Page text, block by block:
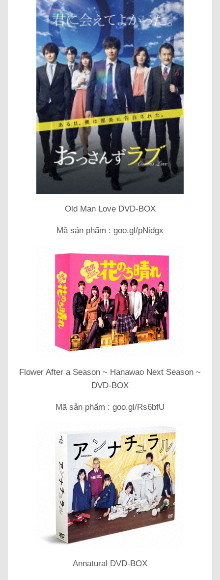
Old Man Love DVD-BOX
Mã sản phẩm : goo.gl/pNidgx
Flower After a Season ~ Hanawao Next Season ~
DVD-BOX
Mã sản phẩm : goo.gl/Rs6bfU
Annatural DVD-BOX